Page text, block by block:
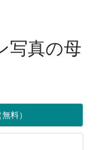
写真の母
料）